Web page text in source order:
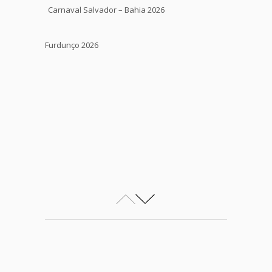
Carnaval Salvador – Bahia 2026
Furdunço 2026